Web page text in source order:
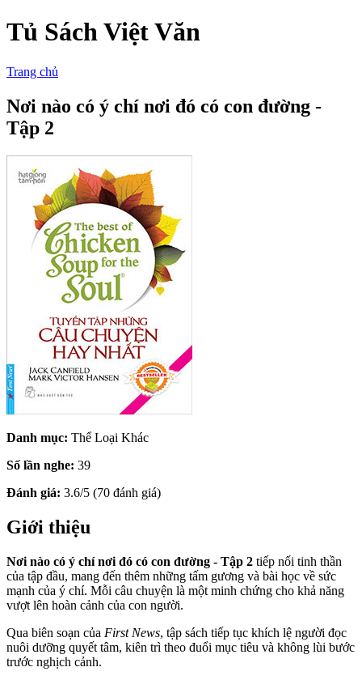
Tủ Sách Việt Văn
Trang chủ
Nơi nào có ý chí nơi đó có con đường -
Tập 2
Danh mục: Thể Loại Khác
Số lần nghe: 39
Đánh giá: 3.6/5 (70 đánh giá)
Giới thiệu
Nơi nào có ý chí nơi đó có con đường - Tập 2 tiếp nối tinh thần
của tập đầu, mang đến thêm những tấm gương và bài học về sức
mạnh của ý chí. Mỗi câu chuyện là một minh chứng cho khả năng
vượt lên hoàn cảnh của con người.
Qua biên soạn của First News, tập sách tiếp tục khích lệ người đọc
nuôi dưỡng quyết tâm, kiên trì theo đuổi mục tiêu và không lùi bước
trước nghịch cảnh.